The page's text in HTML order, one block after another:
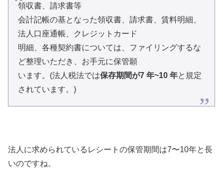
領収書、請求書等
会計記帳の基となった領収書、請求書、賃料明細、
法人口座通帳、クレジットカード
明細、各種契約書については、ファイリングするな
ど整理いただき、お手元に保管願
います。(法人税法では保存期間が7 年~10 年と規定
されています。)
法人に求められているレシートの保管期間は7〜10年と長
いのですね。